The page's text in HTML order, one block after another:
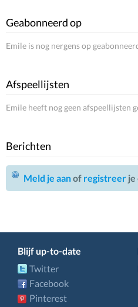
Geabonneerd op
Emile is nog nergens op
Afspeellijsten
Emile heeft nog geen afspeellijsten
Berichten
Meld je aanof registreer je
Blijf up-to-date
Twitter
Facebook
Pinterest